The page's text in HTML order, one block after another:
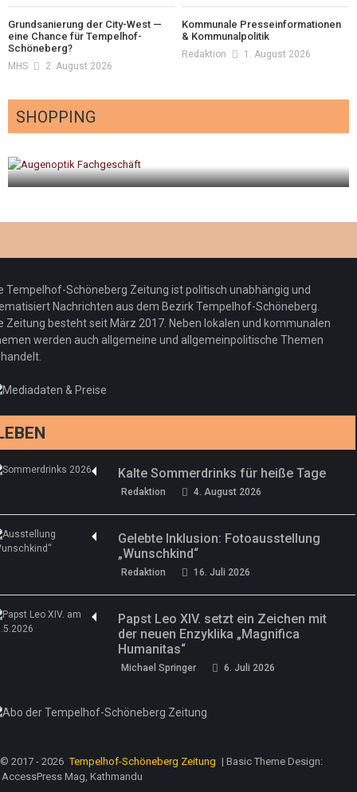
Grundsanierung der City-West —
eine Chance für Tempelhof-
Schöneberg?
MHS 2. August 2026
Kommunale Presseinformationen
& Kommunalpolitik
Redaktion 1. August 2026
SHOPPING
Redaktion 23. Juli 2026
Tempelhof-Schöneberg Zeitung ist politisch unabhängig und
Nachrichten aus dem Bezirk Tempelhof-Schöneberg.
Zeitung besteht seit März 2017. Neben lokalen und kommunalen
werden auch allgemeine und allgemeinpolitische Themen
Kalte Sommerdrinks für heiße Tage
Redaktion 4. August 2026
Gelebte Inklusion: Fotoausstellung
„Wunschkind“
Redaktion 16. Juli 2026
Papst Leo XIV. setzt ein Zeichen mit
der neuen Enzyklika „Magnifica
Humanitas“
Michael Springer 6. Juli 2026
© 2017 - 2026 Tempelhof-Schöneberg Zeitung | Basic Theme Design:
AccessPress Mag, Kathmandu